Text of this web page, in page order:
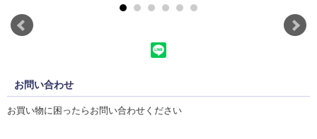
お問い合わせ
お買い物に困ったらお問い合わせください